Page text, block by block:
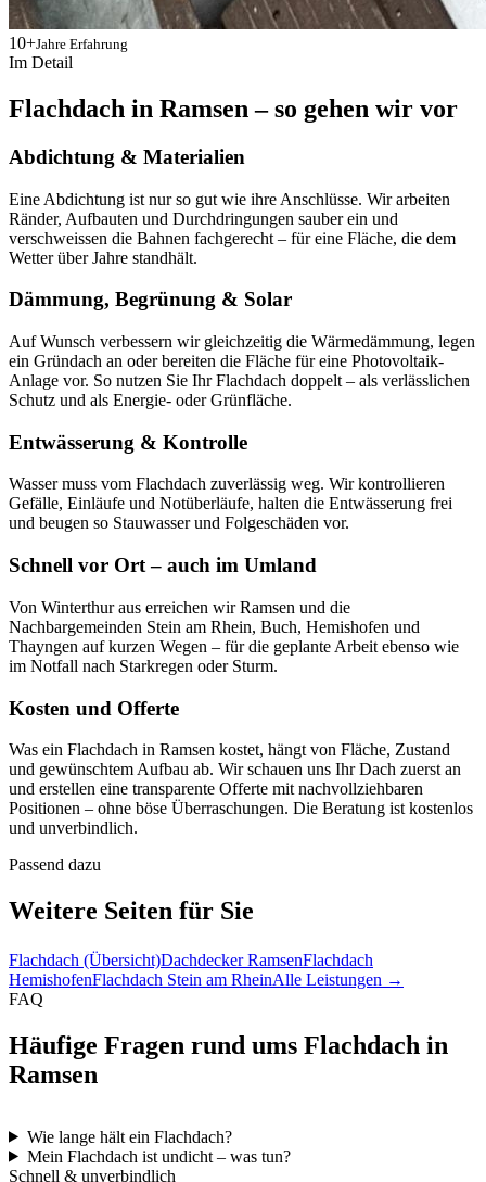
10+Jahre Erfahrung
Im Detail
Flachdach in Ramsen – so gehen wir vor
Abdichtung & Materialien
Eine Abdichtung ist nur so gut wie ihre Anschlüsse. Wir arbeiten
Ränder, Aufbauten und Durchdringungen sauber ein und
verschweissen die Bahnen fachgerecht – für eine Fläche, die dem
Wetter über Jahre standhält.
Dämmung, Begrünung & Solar
Auf Wunsch verbessern wir gleichzeitig die Wärmedämmung, legen
ein Gründach an oder bereiten die Fläche für eine Photovoltaik-
Anlage vor. So nutzen Sie Ihr Flachdach doppelt – als verlässlichen
Schutz und als Energie- oder Grünfläche.
Entwässerung & Kontrolle
Wasser muss vom Flachdach zuverlässig weg. Wir kontrollieren
Gefälle, Einläufe und Notüberläufe, halten die Entwässerung frei
und beugen so Stauwasser und Folgeschäden vor.
Schnell vor Ort – auch im Umland
Von Winterthur aus erreichen wir Ramsen und die
Nachbargemeinden Stein am Rhein, Buch, Hemishofen und
Thayngen auf kurzen Wegen – für die geplante Arbeit ebenso wie
im Notfall nach Starkregen oder Sturm.
Kosten und Offerte
Was ein Flachdach in Ramsen kostet, hängt von Fläche, Zustand
und gewünschtem Aufbau ab. Wir schauen uns Ihr Dach zuerst an
und erstellen eine transparente Offerte mit nachvollziehbaren
Positionen – ohne böse Überraschungen. Die Beratung ist kostenlos
und unverbindlich.
Passend dazu
Weitere Seiten für Sie
Flachdach (Übersicht)Dachdecker RamsenFlachdach
HemishofenFlachdach Stein am RheinAlle Leistungen →
FAQ
Häufige Fragen rund ums Flachdach in
Ramsen
Wie lange hält ein Flachdach?
Mein Flachdach ist undicht – was tun?
Schnell & unverbindlich